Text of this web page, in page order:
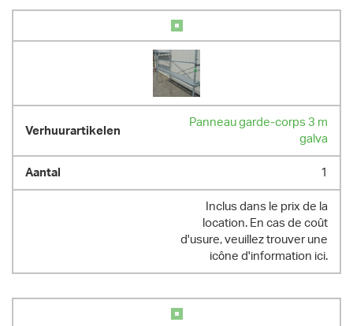
Panneau garde-corps 3 m
galva
1
Inclus dans le prix de la
location. En cas de coût
d'usure, veuillez trouver une
icône d'information ici.